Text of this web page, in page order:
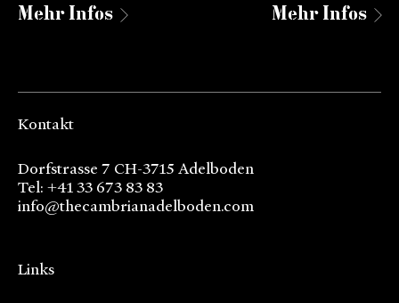
Mehr Infos Mehr Infos
Kontakt
Dorfstrasse 7 CH-3715 Adelboden
Tel: +41 33 673 83 83
info@thecambrianadelboden.com
Links